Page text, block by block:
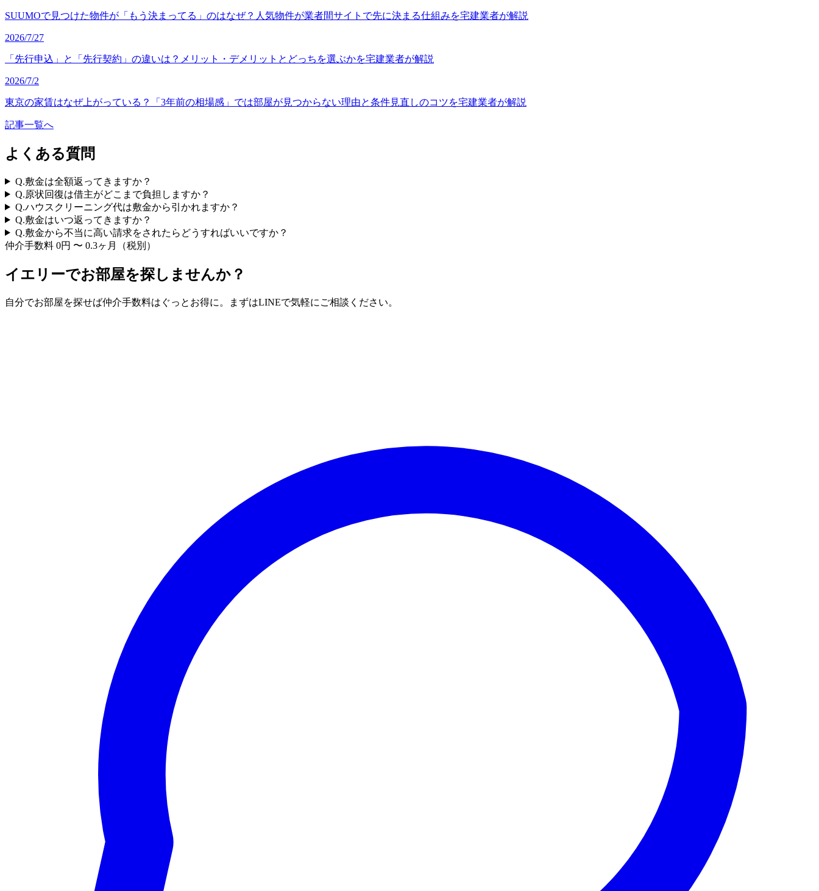
SUUMOで見つけた物件が「もう決まってる」のはなぜ？人気物件が業者間サイトで先に決まる仕組みを宅建業者が解説
2026/7/27
「先行申込」と「先行契約」の違いは？メリット・デメリットとどっちを選ぶかを宅建業者が解説
2026/7/2
東京の家賃はなぜ上がっている？「3年前の相場感」では部屋が見つからない理由と条件見直しのコツを宅建業者が解説
記事一覧へ
よくある質問
Q.敷金は全額返ってきますか？
Q.原状回復は借主がどこまで負担しますか？
Q.ハウスクリーニング代は敷金から引かれますか？
Q.敷金はいつ返ってきますか？
Q.敷金から不当に高い請求をされたらどうすればいいですか？
仲介手数料 0円 〜 0.3ヶ月（税別）
イエリーでお部屋を探しませんか？
自分でお部屋を探せば仲介手数料はぐっとお得に。まずはLINEで気軽にご相談ください。